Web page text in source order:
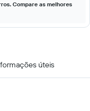
Compare as melhores
úteis